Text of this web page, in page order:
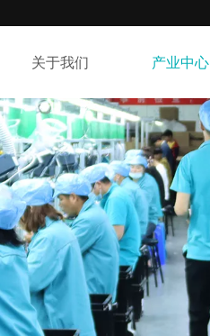
关于我们 产业中心